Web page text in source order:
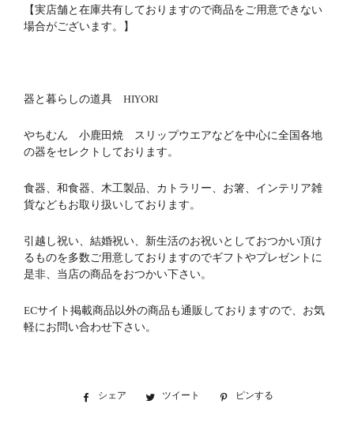
【実店舗と在庫共有しておりますので商品をご用意できない
場合がございます。】
器と暮らしの道具 HIYORI
やちむん 小鹿田焼 スリップウエアなどを中心に全国各地
の器をセレクトしております。
食器、和食器、木工製品、カトラリー、お箸、インテリア雑
貨などもお取り扱いしております。
引越し祝い、結婚祝い、新生活のお祝いとしておつかい頂け
るものを多数ご用意しておりますのでギフトやプレゼントに
是非、当店の商品をおつかい下さい。
ECサイト掲載商品以外の商品も通販しておりますので、お気
軽にお問い合わせ下さい。
シェア
Facebookツイート
Twitter ピンする